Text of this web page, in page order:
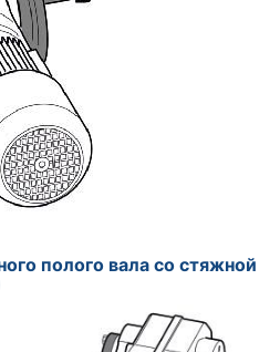
полого вала со стяжной